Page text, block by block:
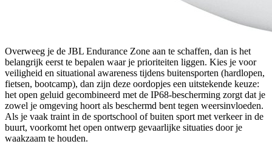
Overweeg je de JBL Endurance Zone aan te schaffen, dan is het
belangrijk eerst te bepalen waar je prioriteiten liggen. Kies je voor
veiligheid en situational awareness tijdens buitensporten (hardlopen,
fietsen, bootcamp), dan zijn deze oordopjes een uitstekende keuze:
het open geluid gecombineerd met de IP68-bescherming zorgt dat je
zowel je omgeving hoort als beschermd bent tegen weersinvloeden.
Als je vaak traint in de sportschool of buiten sport met verkeer in de
buurt, voorkomt het open ontwerp gevaarlijke situaties door je
waakzaam te houden.